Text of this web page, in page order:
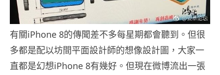
有關iPhone 8的傳聞差不多每星期都會聽到。但很
多都是配以坊間平面設計師的想像設計圖，大家一
直都是幻想iPhone 8有幾好。但現在微博流出一張